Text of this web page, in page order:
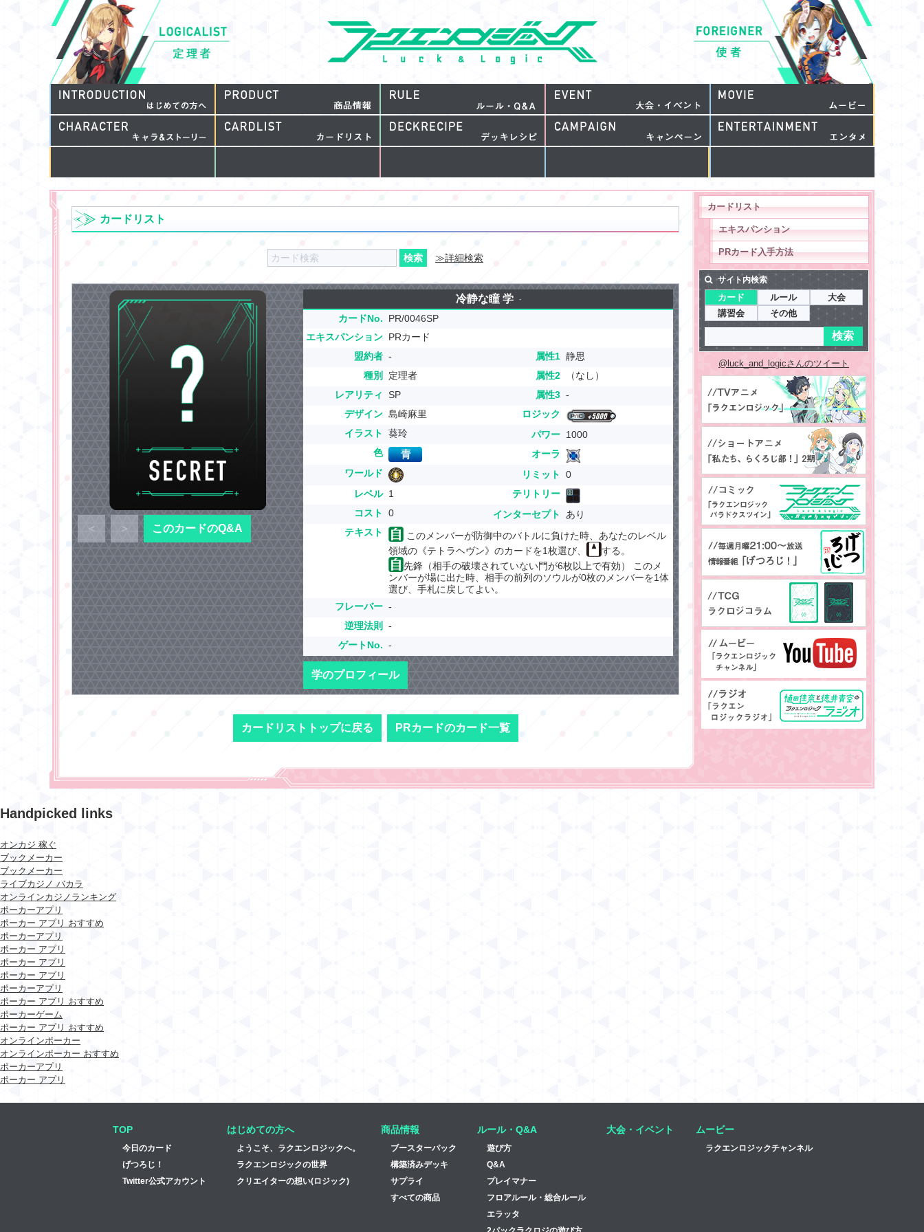
カードリスト
≫詳細検索
冷静な瞳 学 -
カードNo.
PR/0046SP
エキスパンション PRカード
盟約者 -
種別
定理者
レアリティ
SP
デザイン 島崎麻里
イラスト
葵玲
色
ワールド
レベル 1
コスト
0
属性1 静思
属性2
（なし）
属性3 -
ロジック
パワー 1000
オーラ
リミット
0
テリトリー
インターセプト
あり
テキスト
このメンバーが防御中のバトルに負けた時、あなたのレベル
領域の《テトラヘヴン》のカードを1枚選び、
する。
先鋒（相手の破壊されていない門が6枚以上で有効） このメ
ンバーが場に出た時、相手の前列のソウルが0枚のメンバーを1体
選び、手札に戻してよい。
フレーバー -
逆理法則
-
ゲートNo. -
学のプロフィール
＜ ＞ このカードのQ&A
カードリストトップに戻る PRカードのカード一覧
カードリスト
エキスパンション
PRカード入手方法
サイト内検索
カード ルール
大会
講習会
その他
@luck_and_logicさんのツイート
Handpicked links
オンカジ 稼ぐ
ブックメーカー
ブックメーカー
ライブカジノ バカラ
オンラインカジノランキング
ポーカーアプリ
ポーカー アプリ おすすめ
ポーカーアプリ
ポーカー アプリ
ポーカー アプリ
ポーカー アプリ
ポーカーアプリ
ポーカー アプリ おすすめ
ポーカーゲーム
ポーカー アプリ おすすめ
オンラインポーカー
オンラインポーカー おすすめ
ポーカーアプリ
ポーカー アプリ
TOP
今日のカード
げつろじ！
Twitter公式アカウント
はじめての方へ
ようこそ、ラクエンロジックへ。
ラクエンロジックの世界
クリエイターの想い(ロジック)
商品情報
ブースターパック
構築済みデッキ
サプライ
すべての商品
ルール・Q&A
遊び方
Q&A
プレイマナー
フロアルール・総合ルール
エラッタ
大会・イベント ムービー
ラクエンロジックチャンネル